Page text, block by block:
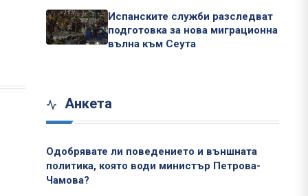
Испанските служби разследват
подготовка за нова миграционна
вълна към Сеута
Анкета
Одобрявате ли поведението и външната
политика, която води министър Петрова-
Чамова?